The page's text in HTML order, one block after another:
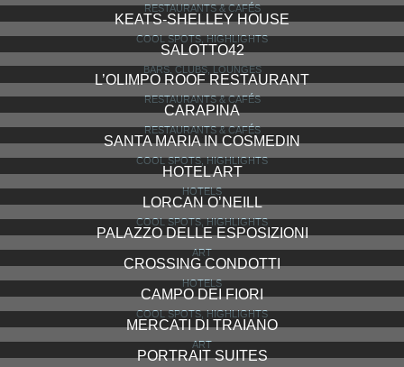
RESTAURANTS & CAFÉS
KEATS-SHELLEY HOUSE
COOL SPOTS, HIGHLIGHTS
SALOTTO42
BARS, CLUBS, LOUNGES
L’OLIMPO ROOF RESTAURANT
RESTAURANTS & CAFÉS
CARAPINA
RESTAURANTS & CAFÉS
SANTA MARIA IN COSMEDIN
COOL SPOTS, HIGHLIGHTS
HOTEL ART
HOTELS
LORCAN O’NEILL
COOL SPOTS, HIGHLIGHTS
PALAZZO DELLE ESPOSIZIONI
ART
CROSSING CONDOTTI
HOTELS
CAMPO DEI FIORI
COOL SPOTS, HIGHLIGHTS
MERCATI DI TRAIANO
ART
PORTRAIT SUITES